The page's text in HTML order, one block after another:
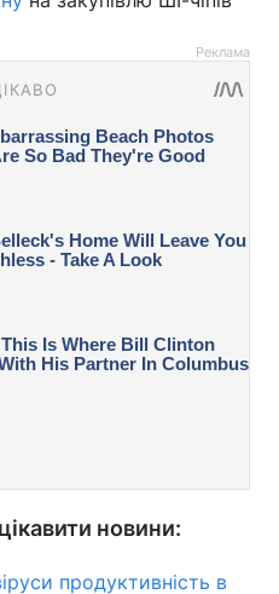
Реклама
новини:
продуктивність в